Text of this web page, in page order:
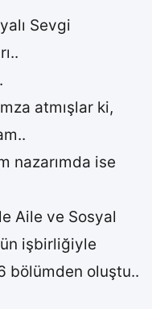
Sevgi
atmışlar ki,
nazarımda ise
Aile ve Sosyal
işbirliğiyle
bölümden oluştu..